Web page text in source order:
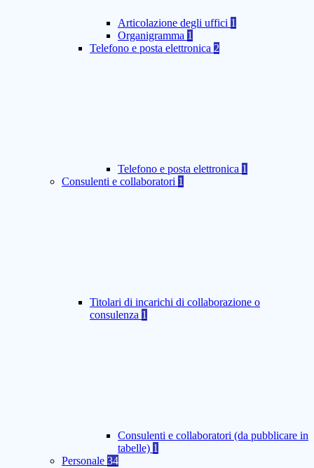
Articolazione degli uffici 1
Organigramma 1
Telefono e posta elettronica 2
Telefono e posta elettronica 1
Consulenti e collaboratori 1
Titolari di incarichi di collaborazione o
consulenza 1
Consulenti e collaboratori (da pubblicare in
tabelle) 1
Personale 34